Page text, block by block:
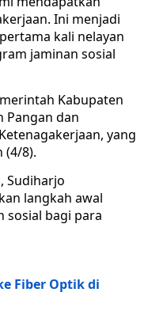
Ini menjadi
kali nelayan
jaminan sosial
Kabupaten
Pangan dan
yang
(4/8).
Sudiharjo
langkah awal
sosial bagi para
Fiber Optik di